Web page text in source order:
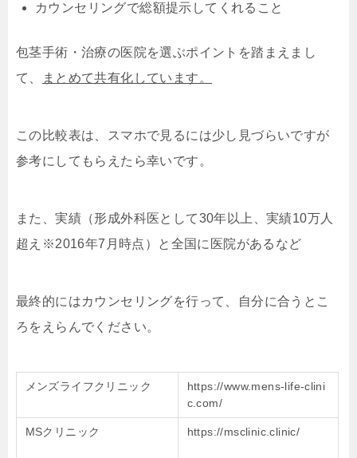
カウンセリングで総額提示してくれること
包茎手術・治療の医院を選ぶポイントを踏まえまし
て、
まとめて共有化しています。
この比較表は、スマホで見るには少し見づらいですが
参考にしてもらえたら幸いです。
また、実績（形成外科医として30年以上、実績10万人
超え※2016年7月時点）と全国に医院があるなど
最終的にはカウンセリングを行って、自分に合うとこ
ろをえらんでください。
メンズライフクリニック
https://www.mens-life-clini
c.com/
MSクリニック https://msclinic.clinic/